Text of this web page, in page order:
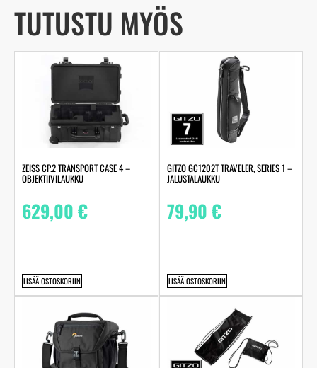
TUTUSTU MYÖS
ZEISS CP.2 TRANSPORT CASE 4 –
OBJEKTIIVILAUKKU
629,00€
LISÄÄ OSTOSKORIIN
GITZO GC1202T TRAVELER, SERIES 1 –
JALUSTALAUKKU
79,90€
LISÄÄ OSTOSKORIIN